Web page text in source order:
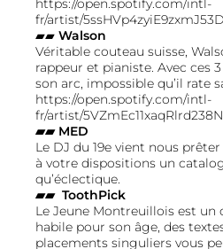
https://open.spotify.com/intl-
fr/artist/
▰▰ Walson
Véritable couteau suisse,
rappeur et pianiste. Avec ces
son arc, impossible qu’il rate
https://open.spotify.com/intl-
fr/artist/
▰▰ MED
Le DJ du 19e vient nous
à votre dispositions un
qu’éclectique.
▰▰ ToothPick
Le Jeune Montreuillois est
habile pour son âge, des
placements singuliers vous